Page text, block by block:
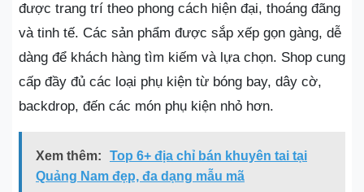
được trang trí theo phong cách hiện đại, thoáng đãng
và tinh tế. Các sản phẩm được sắp xếp gọn gàng, dễ
dàng để khách hàng tìm kiếm và lựa chọn. Shop cung
cấp đầy đủ các loại phụ kiện từ bóng bay, dây cờ,
backdrop, đến các món phụ kiện nhỏ hơn.
Xem thêm:
Top 6+ địa chỉ bán khuyên tai tại
Quảng Nam đẹp, đa dạng mẫu mã